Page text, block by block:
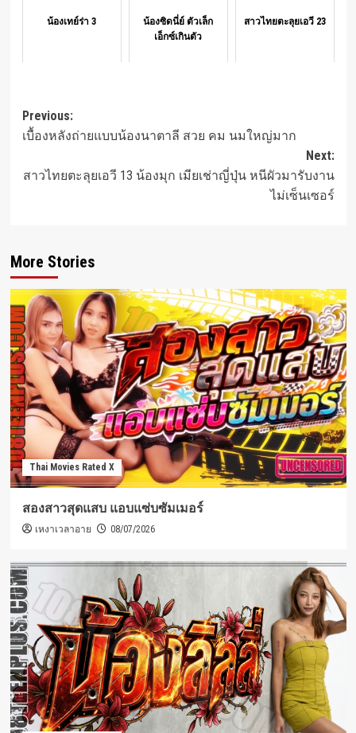
น้องเทย์ร่า 3
น้องซิดนี่ย์ ตัวเล็ก
เอ็กซ์เกินตัว
สาวไทยตะลุยเอวี 23
Post
navigation
Previous:
เบื้องหลังถ่ายแบบน้องนาตาลี สวย คม นมใหญ่มาก
Next:
สาวไทยตะลุยเอวี 13 น้องมุก เมียเช่าญี่ปุ่น หนีผัวมารับงาน
ไม่เซ็นเซอร์
More Stories
Thai Movies Rated X
สองสาวสุดแสบ แอบแซ่บซัมเมอร์
เหงาเวลาอาย 08/07/2026